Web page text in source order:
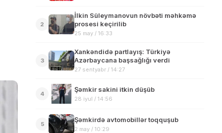
2
İlkin Süleymanovun növbəti məhkəmə
prosesi keçirilib
25 may / 16:33
3
Xankəndidə partlayış: Türkiyə
Azərbaycana başsağlığı verdi
27 sentyabr / 14:27
4
Şəmkir sakini itkin düşüb
28 iyul / 14:56
5
Şəmkirdə avtomobillər toqquşub
2 may / 10:29